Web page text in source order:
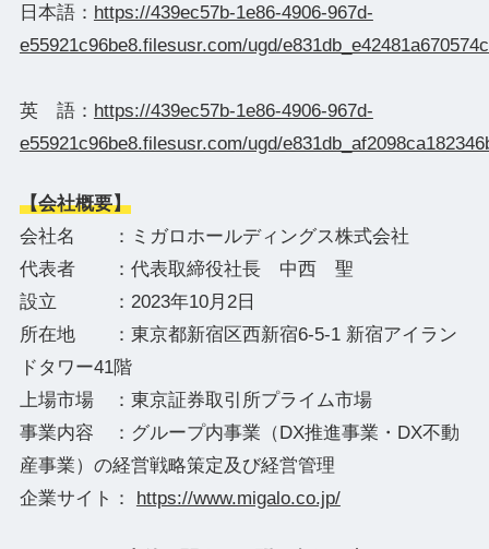
日本語： https://439ec57b-1e86-4906-967d-
e55921c96be8.filesusr.com/ugd/
英 語： https://439ec57b-1e86-4906-967d-
e55921c96be8.filesusr.com/ugd/
【会社概要】
会社名 ：ミガロホールディングス株式会社
代表者 ：代表取締役社長 中西 聖
設立 ：2023年10月2日
所在地 ：東京都新宿区西新宿6-5-1 新宿アイラン
ドタワー41階
上場市場 ：東京証券取引所プライム市場
事業内容 ：グループ内事業（DX推進事業・DX不動
産事業）の経営戦略策定及び経営管理
企業サイト： https://www.migalo.co.jp/